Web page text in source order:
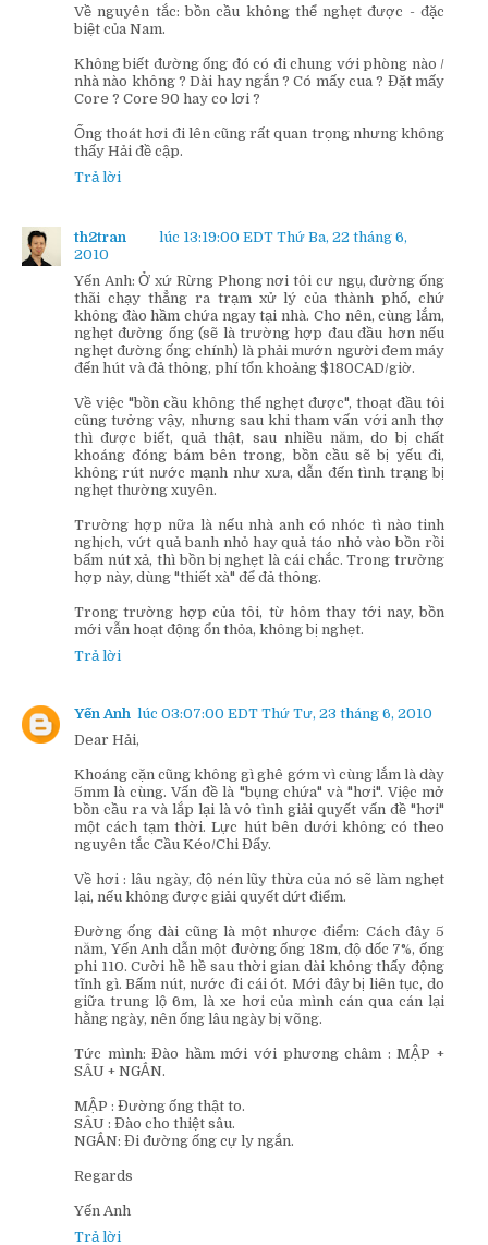
Về nguyên tắc: bồn cầu không thể nghẹt được - đặc
biệt của Nam.
Không biết đường ống đó có đi chung với phòng nào /
nhà nào không ? Dài hay ngắn ? Có mấy cua ? Đặt mấy
Core ? Core 90 hay co lơi ?
Ống thoát hơi đi lên cũng rất quan trọng nhưng không
thấy Hải đề cập.
Trả lời
th2tran
lúc 13:19:00 EDT Thứ Ba, 22 tháng 6,
2010
Yến Anh: Ở xứ Rừng Phong nơi tôi cư ngụ, đường ống
thãi chạy thẳng ra trạm xử lý của thành phố, chứ
không đào hầm chứa ngay tại nhà. Cho nên, cùng lắm,
nghẹt đường ống (sẽ là trường hợp đau đầu hơn nếu
nghẹt đường ống chính) là phải mướn người đem máy
đến hút và đả thông, phí tổn khoảng $180CAD/giờ.
Về việc "bồn cầu không thể nghẹt được", thoạt đầu tôi
cũng tưởng vậy, nhưng sau khi tham vấn với anh thợ
thì được biết, quả thật, sau nhiều năm, do bị chất
khoáng đóng bám bên trong, bồn cầu sẽ bị yếu đi,
không rút nước mạnh như xưa, dẫn đến tình trạng bị
nghẹt thường xuyên.
Trường hợp nữa là nếu nhà anh có nhóc tì nào tinh
nghịch, vứt quả banh nhỏ hay quả táo nhỏ vào bồn rồi
bấm nút xả, thì bồn bị nghẹt là cái chắc. Trong trường
hợp này, dùng "thiết xà" để đả thông.
Trong trường hợp của tôi, từ hôm thay tới nay, bồn
mới vẫn hoạt động ổn thỏa, không bị nghẹt.
Trả lời
Yến Anh lúc 03:07:00 EDT Thứ Tư, 23 tháng 6, 2010
Dear Hải,
Khoáng cặn cũng không gì ghê gớm vì cùng lắm là dày
5mm là cùng. Vấn đề là "bụng chứa" và "hơi". Việc mở
bồn cầu ra và lắp lại là vô tình giải quyết vấn đề "hơi"
một cách tạm thời. Lực hút bên dưới không có theo
nguyên tắc Cầu Kéo/Chi Đẩy.
Về hơi : lâu ngày, độ nén lũy thừa của nó sẽ làm nghẹt
lại, nếu không được giải quyết dứt điểm.
Đường ống dài cũng là một nhược điểm: Cách đây 5
năm, Yến Anh dẫn một đường ống 18m, độ dốc 7%, ống
phi 110. Cười hề hề sau thời gian dài không thấy động
tĩnh gì. Bấm nút, nước đi cái ót. Mới đây bị liên tục, do
giữa trung lộ 6m, là xe hơi của mình cán qua cán lại
hằng ngày, nên ống lâu ngày bị võng.
Tức mình: Đào hầm mới với phương châm : MẬP +
SÂU + NGẮN.
MẬP : Đường ống thật to.
SÂU : Đào cho thiệt sâu.
NGẮN: Đi đường ống cự ly ngắn.
Regards
Yến Anh
Trả lời